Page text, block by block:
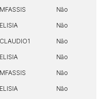
MFASSIS Não
ELISIA Não
CLAUDIO1 Não
ELISIA Não
MFASSIS Não
ELISIA Não